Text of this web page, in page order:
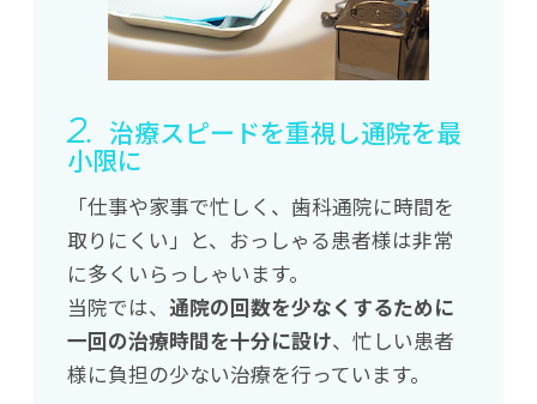
2. 治療スピードを重視し通院を最
小限に
「仕事や家事で忙しく、歯科通院に時間を
取りにくい」と、おっしゃる患者様は非常
に多くいらっしゃいます。
当院では、 通院の回数を少なくするために
一回の治療時間を十分に設け、忙しい患者
様に負担の少ない治療を行っています。